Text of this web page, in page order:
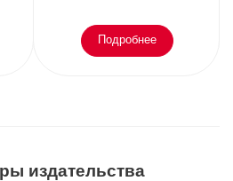
Подробнее
издательства